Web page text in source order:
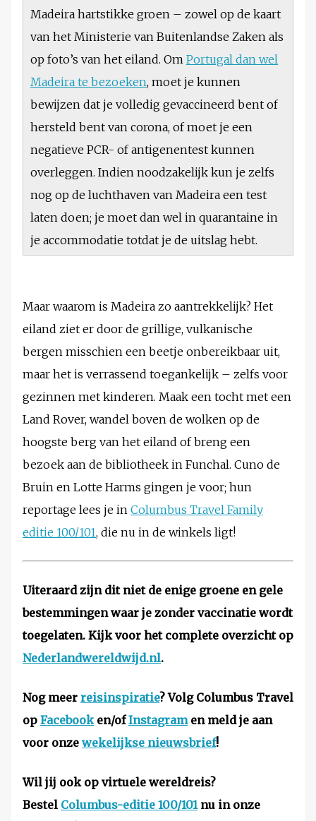
Madeira hartstikke groen – zowel op de kaart
van het Ministerie van Buitenlandse Zaken als
op foto’s van het eiland. Om Portugal dan wel
Madeira te bezoeken, moet je kunnen
bewijzen dat je volledig gevaccineerd bent of
hersteld bent van corona, of moet je een
negatieve PCR- of antigenentest kunnen
overleggen. Indien noodzakelijk kun je zelfs
nog op de luchthaven van Madeira een test
laten doen; je moet dan wel in quarantaine in
je accommodatie totdat je de uitslag hebt.
Maar waarom is Madeira zo aantrekkelijk? Het
eiland ziet er door de grillige, vulkanische
bergen misschien een beetje onbereikbaar uit,
maar het is verrassend toegankelijk – zelfs voor
gezinnen met kinderen. Maak een tocht met een
Land Rover, wandel boven de wolken op de
hoogste berg van het eiland of breng een
bezoek aan de bibliotheek in Funchal. Cuno de
Bruin en Lotte Harms gingen je voor; hun
reportage lees je in Columbus Travel Family
editie 100/101, die nu in de winkels ligt!
Uiteraard zijn dit niet de enige groene en gele
bestemmingen waar je zonder vaccinatie wordt
toegelaten. Kijk voor het complete overzicht op
Nederlandwereldwijd.nl.
Nog meer reisinspiratie? Volg Columbus Travel
op Facebooken/ofInstagramen meld je aan
voor onze wekelijkse nieuwsbrief!
Wil jij ook op virtuele wereldreis?
Bestel Columbus-editie 100/101nu in onze